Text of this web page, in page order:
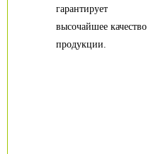
гарантирует
высочайшее качество
продукции.